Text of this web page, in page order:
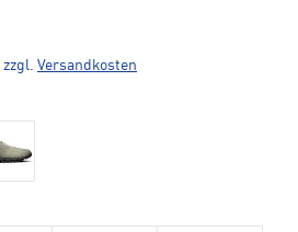
zzgl. Versandkosten